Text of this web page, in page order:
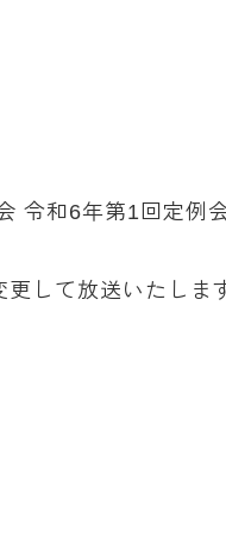
令和6年第1回定例
して放送いたしま